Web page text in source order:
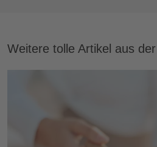
Weitere tolle Artikel aus